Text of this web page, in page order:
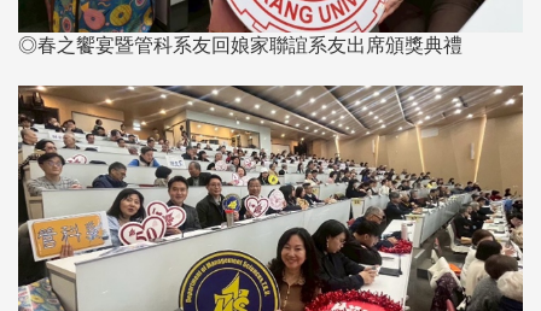
◎春之饗宴暨管科系友回娘家聯誼系友出席頒獎典禮